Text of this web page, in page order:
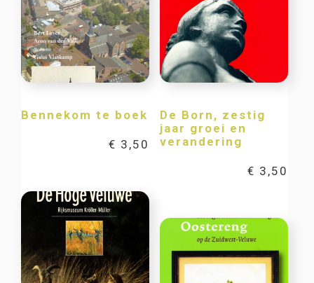
Bennekom te boek
€ 3,50
De Born, zestig
jaar groei en
verandering
€ 3,50